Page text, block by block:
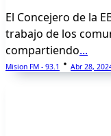
El Concejero de la
trabajo de los
compartiendo...
Mision FM - 93.1 Abr 28,